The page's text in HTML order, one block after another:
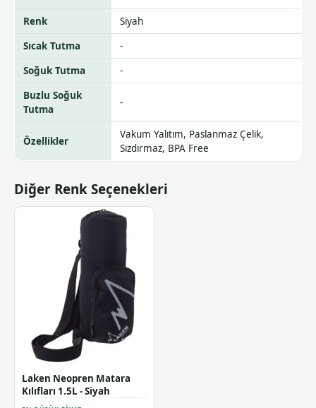
Renk
Siyah
Sıcak Tutma
-
Soğuk Tutma
-
Buzlu Soğuk
Tutma
-
Özellikler
Vakum Yalıtım, Paslanmaz Çelik,
Sızdırmaz, BPA Free
Diğer Renk Seçenekleri
Laken Neopren Matara
Kılıfları 1.5L - Siyah